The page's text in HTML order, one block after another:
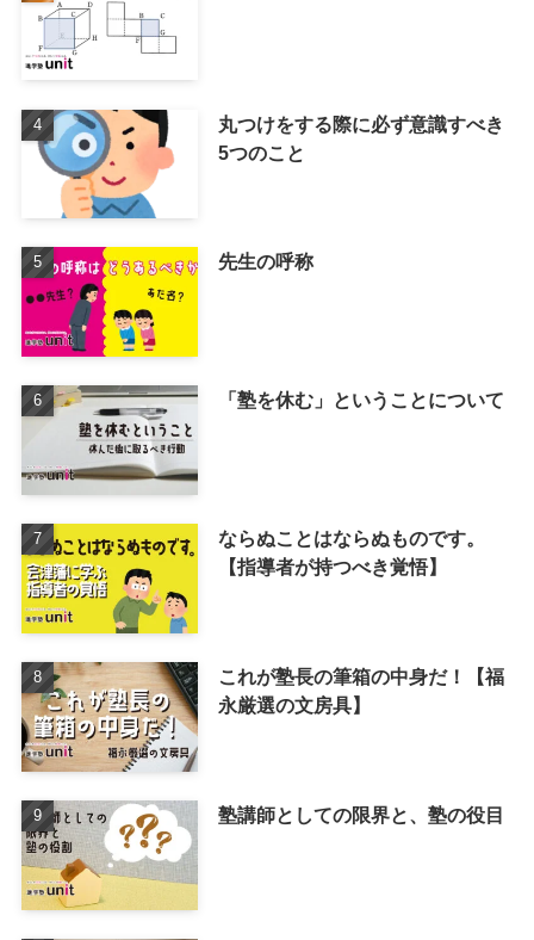
丸つけをする際に必ず意識すべき
5つのこと
先生の呼称
「塾を休む」ということについて
ならぬことはならぬものです。
【指導者が持つべき覚悟】
これが塾長の筆箱の中身だ！【福
永厳選の文房具】
塾講師としての限界と、塾の役目